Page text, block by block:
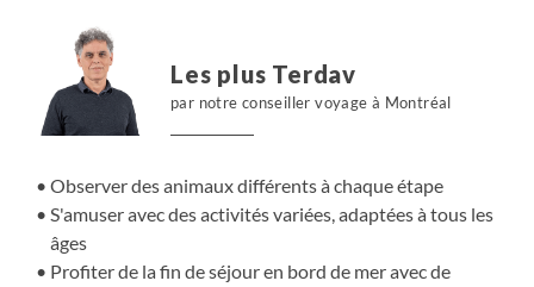
de sable blanc de la côte pacifique.
Les plus Terdav
par notre conseiller voyage à Montréal
Observer des animaux différents à chaque étape
S'amuser avec des activités variées, adaptées à tous les
âges
Profiter de la fin de séjour en bord de mer avec de